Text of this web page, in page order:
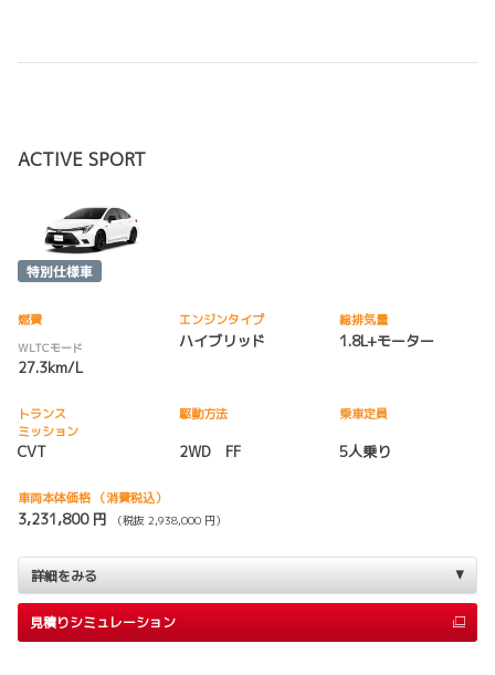
ACTIVE SPORT
燃費
WLTCモード
27.3km/L
エンジンタイプ
ハイブリッド
総排気量
1.8L+モーター
トランス
ミッション
CVT
駆動方法
2WD FF
乗車定員
5人乗り
車両本体価格 （消費税込）
3,231,800 円 （税抜 2,938,000 円）
詳細をみる
見積りシミュレーション